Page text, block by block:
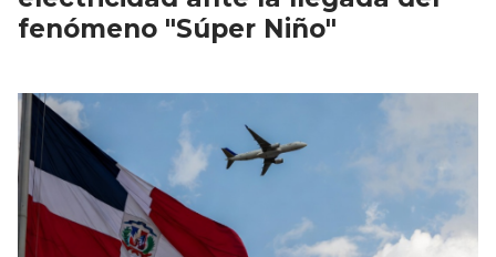
fenómeno "Súper Niño"